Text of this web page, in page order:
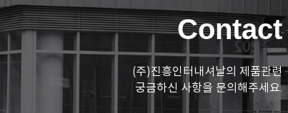
Contact
(주)진흥인터내셔날의 제품관련
궁금하신 사항을 문의해주세요.